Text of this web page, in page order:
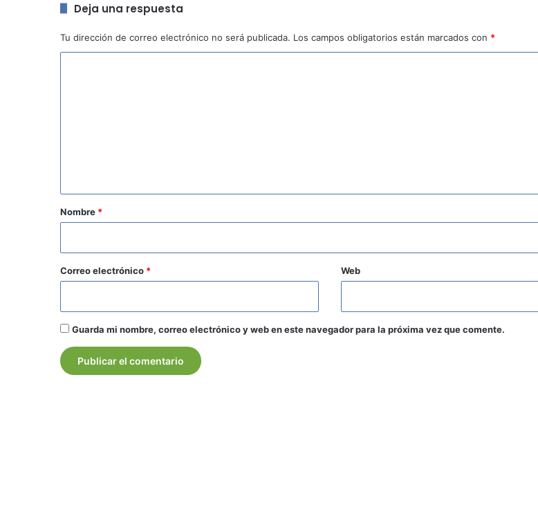
Deja una respuesta
Tu dirección de correo electrónico no será publicada. Los campos obligatorios están marcados con *
r
*
Nombre *
Correo electrónico * Web
Guarda mi nombre, correo electrónico y web en este navegador para la próxima vez que comente.